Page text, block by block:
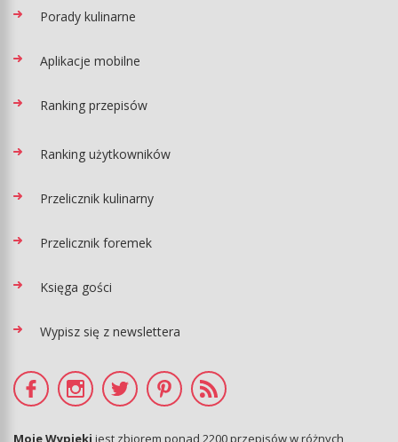
Porady kulinarne
Aplikacje mobilne
Ranking przepisów
Ranking użytkowników
Przelicznik kulinarny
Przelicznik foremek
Księga gości
Wypisz się z newslettera
Moje Wypieki jest zbiorem ponad 2200 przepisów w różnych